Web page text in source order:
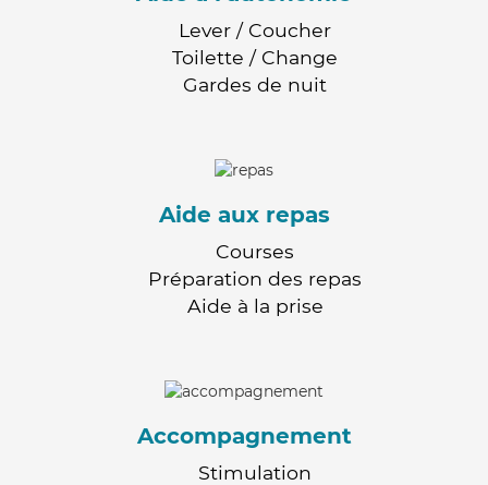
Lever / Coucher
Toilette / Change
Gardes de nuit
Aide aux repas
Courses
Préparation des repas
Aide à la prise
Accompagnement
Stimulation